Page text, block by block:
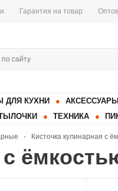
Гарантия на товар
ДЛЯ КУХНИ
ТЕХНИКА
- Кисточка кулинарная с